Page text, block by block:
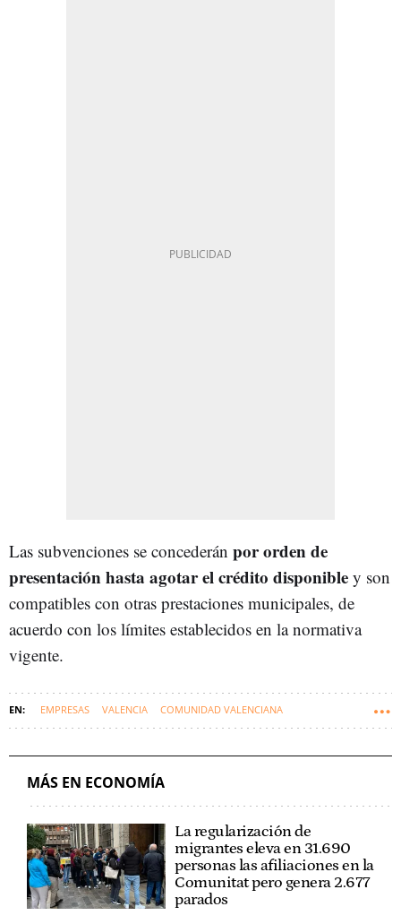
Las subvenciones se concederán por orden de
presentación hasta agotar el crédito disponible y son
compatibles con otras prestaciones municipales, de
acuerdo con los límites establecidos en la normativa
vigente.
EMPRESAS VALENCIA COMUNIDAD VALENCIANA
MÁS EN ECONOMÍA
La regularización de
migrantes eleva en 31.690
personas las afiliaciones en la
Comunitat pero genera 2.677
parados